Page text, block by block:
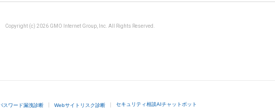
Copyright (c) 2026 GMO Internet Group, Inc. All Rights Reserved.
スワード漏洩診断 Webサイトリスク診断 セキュリティ相談AIチャットボット